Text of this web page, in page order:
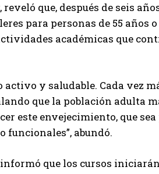
que, después de seis
para personas de 55 años
académicas que
y saludable. Cada vez
que la población adulta
este envejecimiento, que
funcionales”, abundó.
que los cursos